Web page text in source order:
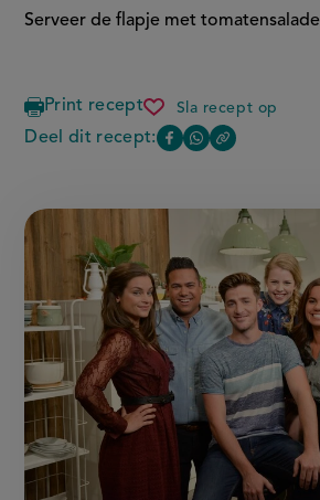
Serveer de flapje met
Print recept Sla recept op
met
Deel dit recept:
Deel
Facebook
(opent
in
nieuw
venster,
externe
link)
Deel
pagina
WhatsApp
(opent
nieuw
venster,
externe
link)
Copy
of
this
page